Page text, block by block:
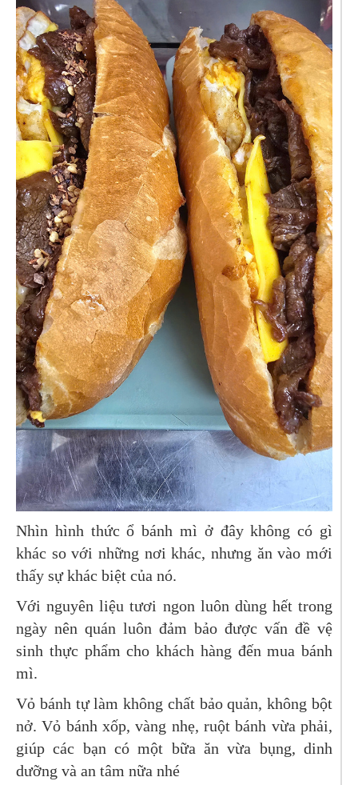
Nhìn hình thức ổ bánh mì ở đây không có gì
khác so với những nơi khác, nhưng ăn vào mới
thấy sự khác biệt của nó.
Với nguyên liệu tươi ngon luôn dùng hết trong
ngày nên quán luôn đảm bảo được vấn đề vệ
sinh thực phẩm cho khách hàng đến mua bánh
mì.
Vỏ bánh tự làm không chất bảo quản, không bột
nở. Vỏ bánh xốp, vàng nhẹ, ruột bánh vừa phải,
giúp các bạn có một bữa ăn vừa bụng, dinh
dưỡng và an tâm nữa nhé